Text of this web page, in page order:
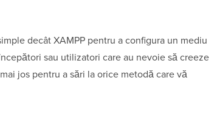
decât XAMPP pentru a configura un mediu
sau utilizatori care au nevoie să creeze
jos pentru a sări la orice metodă care vă